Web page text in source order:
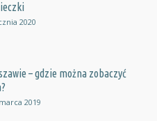
2020
– gdzie można zobaczyć
2019